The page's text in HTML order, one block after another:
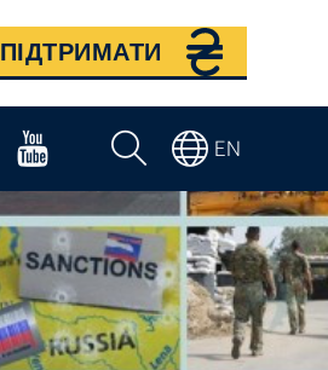
ПІДТРИМАТИ
EN